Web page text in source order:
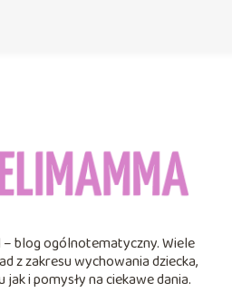
blog ogólnotematyczny. Wiele
z zakresu wychowania dziecka,
i pomysły na ciekawe dania.